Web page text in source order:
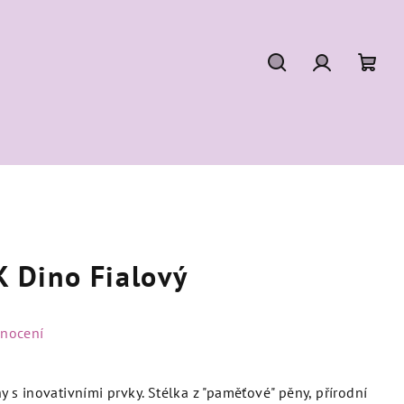
Dino Fialový
s inovativními prvky. Stélka z "paměťové" pěny, přírodní